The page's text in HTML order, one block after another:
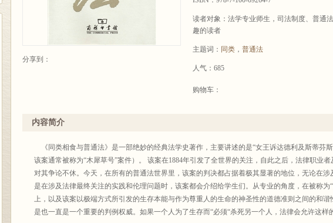
分享到：
读者对象：法学专业师生，司法制度、普通
趣的读者
主题词： 同类 ， 普通法
人气：685
购物车：
内容简介
《同类相食与普通法》是一部绝妙的经典法学史著作，主要讲述的是“女王诉达德利及斯蒂芬斯
该案通常被称为“木犀草号”案件）。 该案在1884年引发了全世界的关注，自此之后，法律职业
对其争论不休。今天，在所有的普通法世界里，该案的判决都占据着极其显著的地位，无论在涉
是在涉及法律最终关注的实践和伦理问题时，该案都会介绍给学生们。从专业的角度，在被称为
上，以及该案以极端方式所引发的生存本能与作为尊重人的生命的神圣性的道德准则之间的和谐
是也一直是一个重要的判例权威。如果一个人为了生存而“必须“杀死另一个人，法律会允许这样